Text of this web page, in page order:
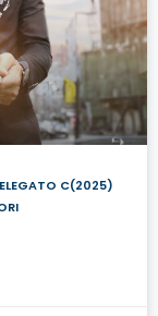
C(2025)